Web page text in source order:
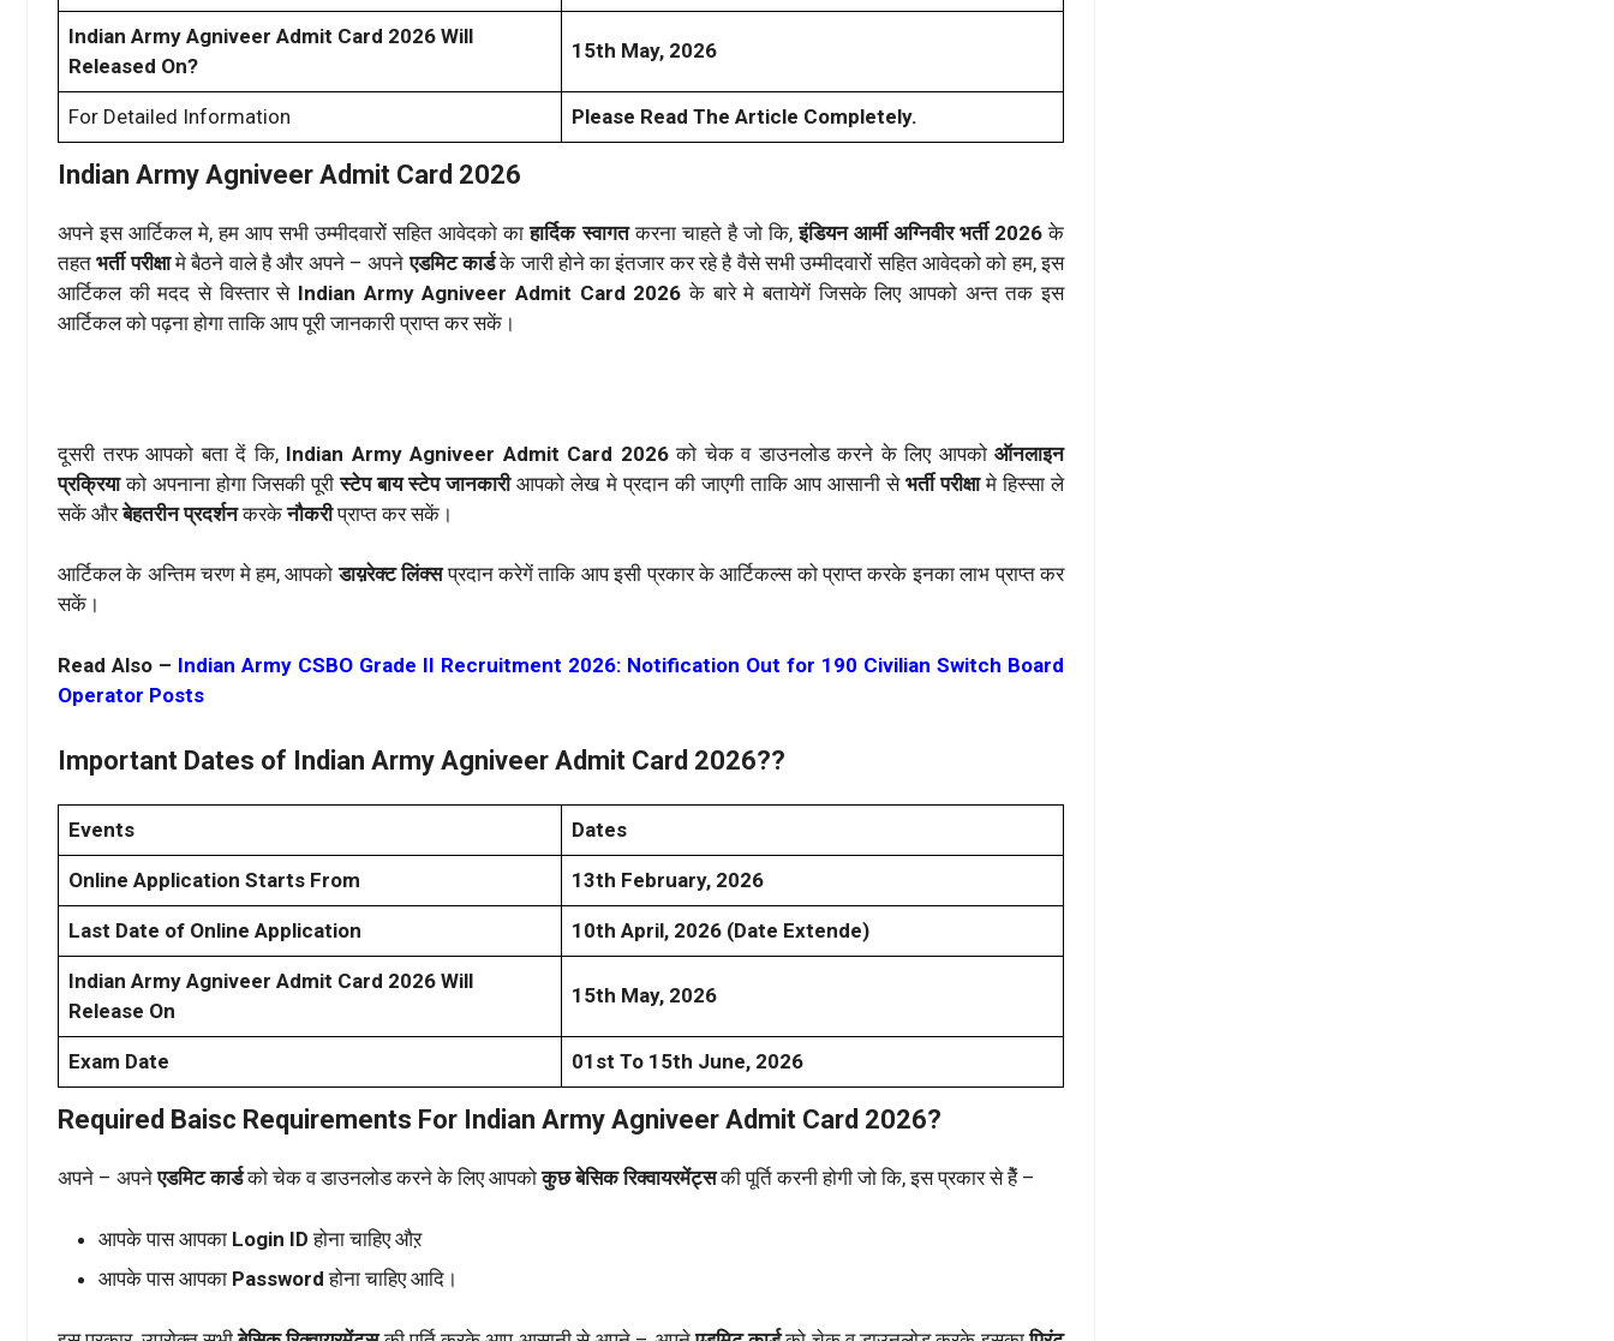
Indian Army Agniveer Admit Card 2026 Will
Released On?
15th May, 2026
For Detailed Information Please Read The Article Completely.
Indian Army Agniveer Admit Card 2026
अपने इस आर्टिकल मे, हम आप सभी उम्मीदवारोें सहित आवेदको काहार्दिक स्वागतकरना चाहते है जो कि,इंडियन आर्मी अग्निवीर भर्ती 2026के
तहतभर्ती परीक्षामे बैठने वाले है और अपने – अपने एडमिट कार्डके जारी होने का इंतजार कर रहे है वैसे सभी उम्मीदवारोें सहित आवेदको को हम, इस
आर्टिकल की मदद से विस्तार से Indian Army Agniveer Admit Card 2026के बारे मे बतायेगें जिसके लिए आपको अन्त तक इस
आर्टिकल को पढ़ना होगा ताकि आप पूरी जानकारी प्राप्त कर सकें।
दूसरी तरफ आपको बता दें कि, Indian Army Agniveer Admit Card 2026को चेक व डाउनलोड करने के लिए आपकोऑनलाइन
प्रक्रियाको अपनाना होगा जिसकी पूरीस्टेप बाय स्टेप जानकारीआपको लेख मे प्रदान की जाएगी ताकि आप आसानी सेभर्ती परीक्षामे हिस्सा ले
सकें औरबेहतरीन प्रदर्शनकरकेनौकरीप्राप्त कर सकें।
आर्टिकल के अन्तिम चरण मे हम, आपकोडाय़रेक्ट लिंक्सप्रदान करेगें ताकि आप इसी प्रकार के आर्टिकल्स को प्राप्त करके इनका लाभ प्राप्त कर
सकें।
Read Also – Indian Army CSBO Grade II Recruitment 2026: Notification Out for 190 Civilian Switch Board
Operator Posts
Important Dates of Indian Army Agniveer Admit Card 2026??
Events Dates
Online Application Starts From 13th February, 2026
Last Date of Online Application 10th April, 2026 (Date Extende)
Indian Army Agniveer Admit Card 2026 Will
Release On
15th May, 2026
Exam Date 01st To 15th June, 2026
Required Baisc Requirements For Indian Army Agniveer Admit Card 2026?
अपने – अपनेएडमिट कार्डको चेक व डाउनलोड करने के लिए आपकोकुछ बेसिक रिक्वायरमेंट्सकी पूर्ति करनी होगी जो कि, इस प्रकार से हैें –
आपके पास आपका Login ID होना चाहिए औऱ
आपके पास आपका Password होना चाहिए आदि।